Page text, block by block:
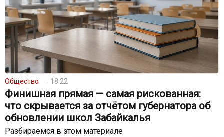
Общество 18:22
Финишная прямая — самая рискованная:
что скрывается за отчётом губернатора об
обновлении школ Забайкалья
Разбираемся в этом материале